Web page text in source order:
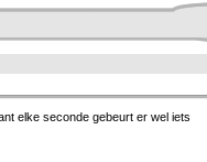
elke seconde gebeurt er wel iets